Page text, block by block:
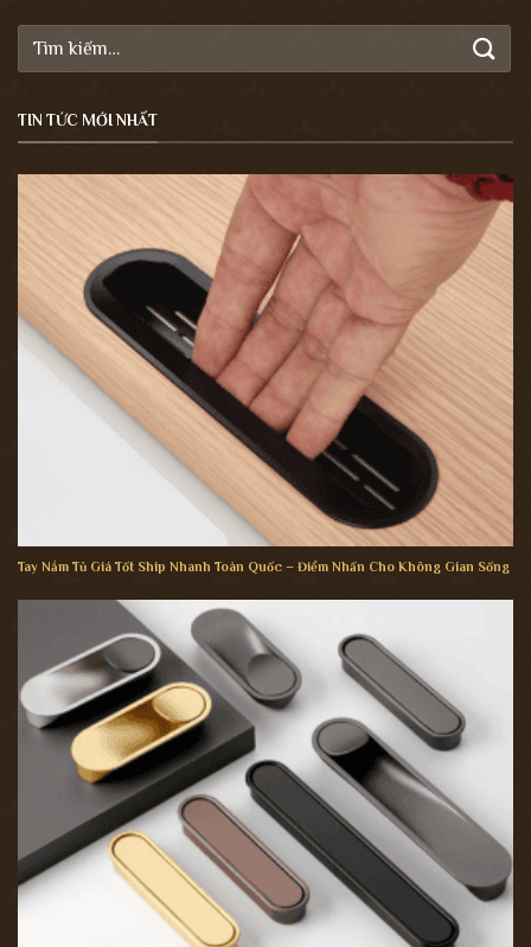
TIN TỨC MỚI NHẤT
Tay Nắm Tủ Giá Tốt Ship Nhanh Toàn Quốc – Điểm Nhấn Cho Không Gian Sống